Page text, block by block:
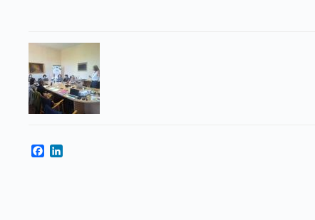
Facebook